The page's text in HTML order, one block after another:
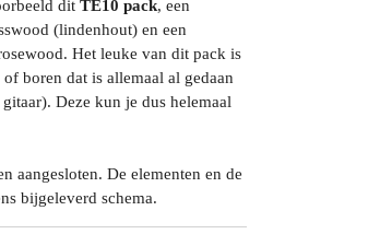
dit TE10 pack, een
(lindenhout) en een
Het leuke van dit pack is
boren dat is allemaal al gedaan
Deze kun je dus helemaal
aangesloten. De elementen en de
bijgeleverd schema.